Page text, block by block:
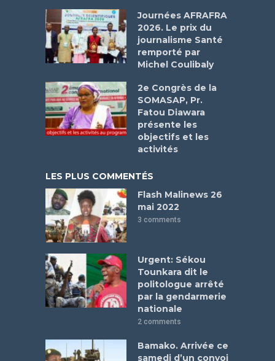
Journées AFRAFRA
2026. Le prix du
journalisme Santé
remporté par
Michel Coulibaly
2e Congrès de la
SOMASAP, Pr.
Fatou Diawara
présente les
objectifs et les
activités
LES PLUS COMMENTÉS
Flash Malinews 26
mai 2022
3 comments
Urgent: Sékou
Tounkara dit le
politologue arrêté
par la gendarmerie
nationale
2 comments
Bamako. Arrivée ce
samedi d’un convoi